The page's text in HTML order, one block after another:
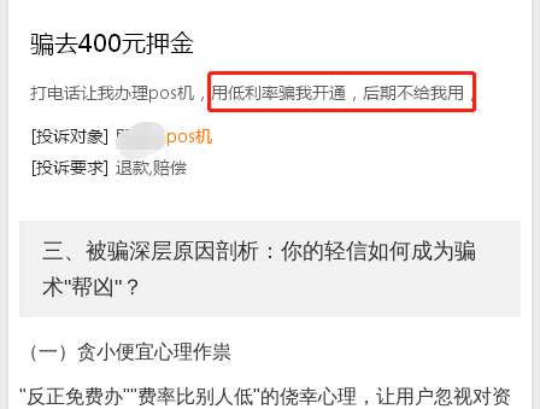
三、被骗深层原因剖析：你的轻信如何成为骗
术"帮凶"？
（一）贪小便宜心理作祟
"反正免费办""费率比别人低"的侥幸心理，让用户忽视对资